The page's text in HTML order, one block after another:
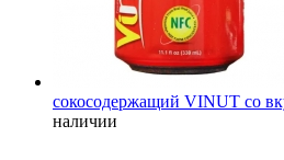
сокосодержащий VINUT со
наличии